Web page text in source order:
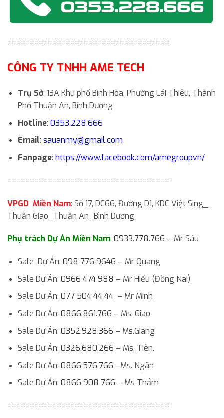
====================================
CÔNG TY TNHH AME TECH
Trụ Sở: 13A Khu phố Bình Hòa, Phường Lái Thiêu, Thành
Phố Thuận An, Bình Dương
Hotline: 0353.228.666
Email: sauanmy@gmail.com
Fanpage: https://www.facebook.com/amegroupvn/
====================================
VPGD Miền Nam: Số 17, DC66, Đường D1, KDC Việt Sing_
Thuận Giao_Thuận An_Bình Dương
Phụ trách Dự Án Miền Nam: 0933.778.766 – Mr Sáu
Sale Dự Án: 098 776 9646 – Mr Quang
Sale Dự Án: 0966 474 988 – Mr Hiếu (Đồng Nai)
Sale Dự Án: 077 504 44 44– Mr Minh
Sale Dự Án: 0866.861.766 – Ms. Giao
Sale Dự Án: 0352.928.366 – Ms.Giang
Sale Dự Án: 0326.680.266 – Ms. Tiên.
Sale Dự Án: 0866.576.766 –Ms. Ngân
Sale Dự Án: 0866 908 766 – Ms Thắm
====================================